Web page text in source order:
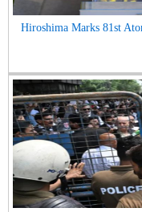
Hiroshima Marks 81st